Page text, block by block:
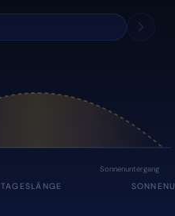
Sonnenuntergang
TAGESLÄNGE